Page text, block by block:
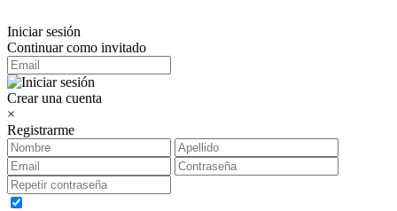
Iniciar sesión
Continuar como invitado
Crear una cuenta
×
Registrarme